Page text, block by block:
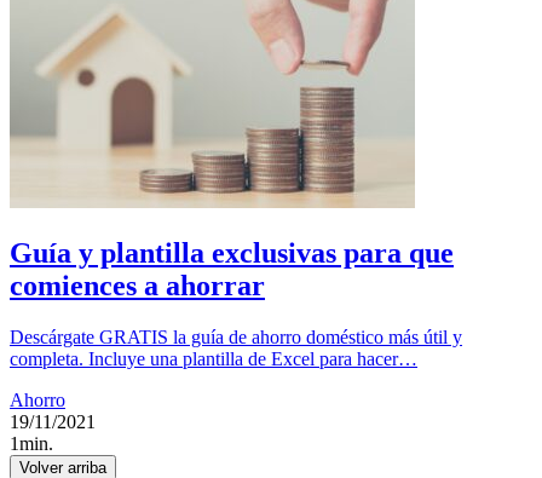
Guía y plantilla exclusivas para que
comiences a ahorrar
Descárgate GRATIS la guía de ahorro doméstico más útil y
completa. Incluye una plantilla de Excel para hacer…
Ahorro
19/11/2021
1min.
Volver arriba